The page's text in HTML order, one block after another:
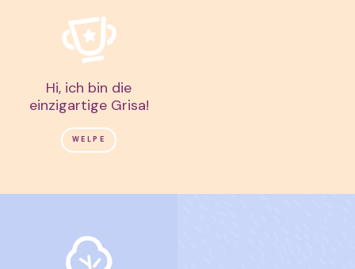
Hi, ich bin die
einzigartige Grisa!
WELPE